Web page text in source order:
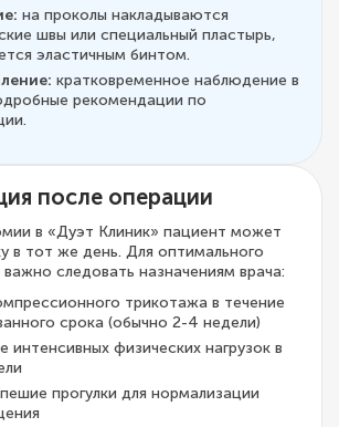
на проколы накладываются
швы или специальный пластырь,
эластичным бинтом.
кратковременное наблюдение в
рекомендации по
после операции
в «Дуэт Клиник» пациент может
в тот же день. Для оптимального
следовать назначениям врача:
трикотажа в течение
срока (обычно 2-4 недели)
интенсивных физических нагрузок в
прогулки для нормализации